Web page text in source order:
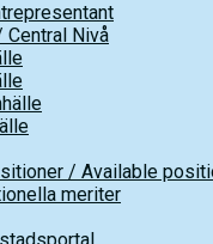
Central Nivå
/ Available
meriter